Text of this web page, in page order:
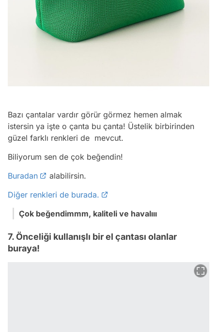
Bazı çantalar vardır görür görmez hemen almak
istersin ya işte o çanta bu çanta! Üstelik birbirinden
güzel farklı renkleri de mevcut.
Biliyorum sen de çok beğendin!
Buradan
alabilirsin.
Diğer renkleri de burada.
Çok beğendimmm, kaliteli ve havalııı
7. Önceliği kullanışlı bir el çantası olanlar
buraya!